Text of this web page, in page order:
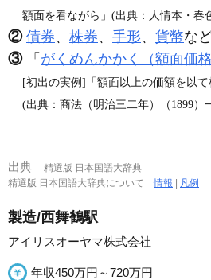
額面を看ながら」(出典：人情本・春
② 債券、 株券、 手形、 貨幣な
③「 がくめんかかく（額面価格
[初出の実例]「額面以上の価額を以て
(出典：商法（明治三二年）（1899）
出典
精選版 日本国語大辞典
精選版 日本国語大辞典について情報 | 凡例
製造/西舞鶴駅
アイリスオーヤマ株式会社
年収450万円～720万円